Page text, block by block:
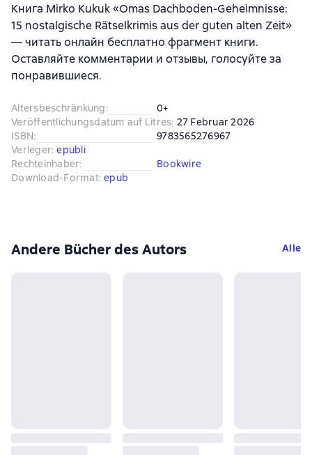
Книга Mirko Kukuk «Omas Dachboden-Geheimnisse:
15 nostalgische Rätselkrimis aus der guten alten Zeit»
— читать онлайн бесплатно фрагмент книги.
Оставляйте комментарии и отзывы, голосуйте за
понравившиеся.
Altersbeschränkung:
0+
Veröffentlichungsdatum auf Litres: 27 Februar 2026
ISBN:
9783565276967
Verleger: epubli
Rechteinhaber:
Bookwire
Download-Format: epub
Andere Bücher des Autors Alle